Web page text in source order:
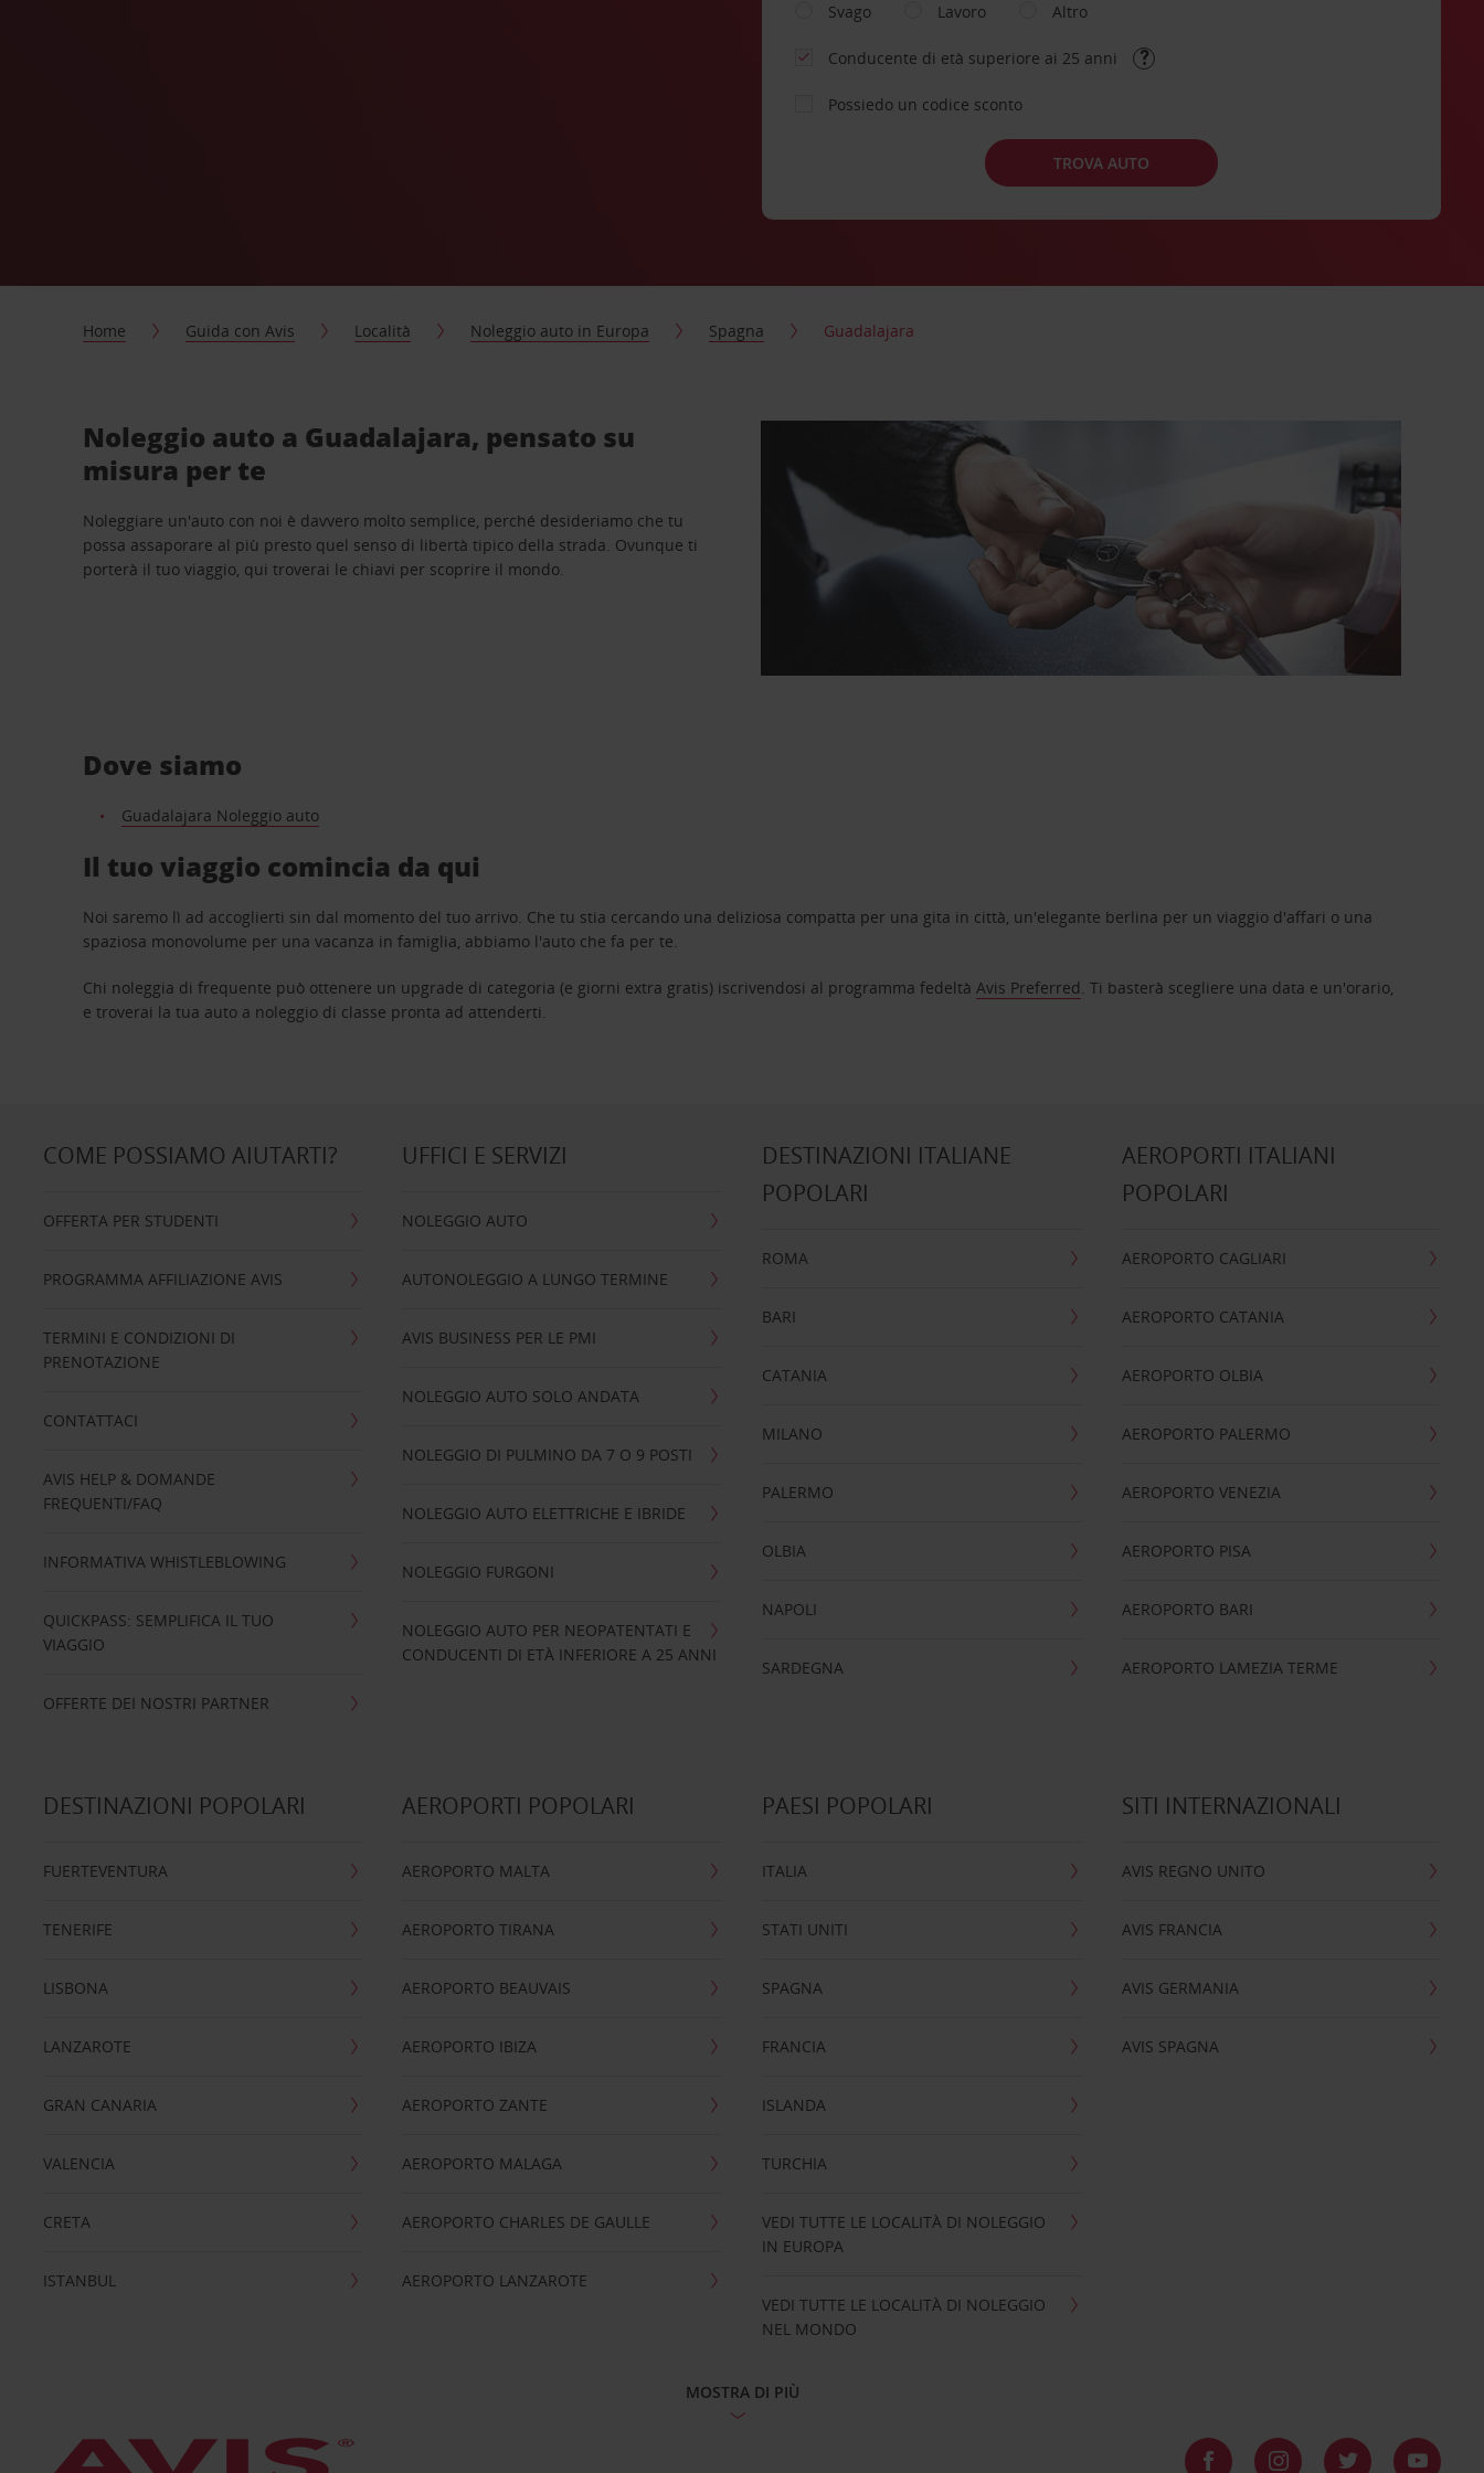
Svago
Lavoro Altro
Conducente di età superiore ai 25 anni
Possiedo un codice sconto
TROVA AUTO
Home Guida con Avis Località Noleggio auto in Europa Spagna Guadalajara
Noleggio auto a Guadalajara, pensato su
misura per te
Noleggiare un'auto con noi è davvero molto semplice, perché desideriamo che tu
possa assaporare al più presto quel senso di libertà tipico della strada. Ovunque ti
porterà il tuo viaggio, qui troverai le chiavi per scoprire il mondo.
Dove siamo
Guadalajara Noleggio auto
Il tuo viaggio comincia da qui
Noi saremo lì ad accoglierti sin dal momento del tuo arrivo. Che tu stia cercando una deliziosa compatta per una gita in città, un'elegante berlina per un viaggio d'affari o una
spaziosa monovolume per una vacanza in famiglia, abbiamo l'auto che fa per te.
Chi noleggia di frequente può ottenere un upgrade di categoria (e giorni extra gratis) iscrivendosi al programma fedeltàAvis Preferred. Ti basterà scegliere una data e un'orario,
e troverai la tua auto a noleggio di classe pronta ad attenderti.
COME POSSIAMO AIUTARTI?
OFFERTA PER STUDENTI
PROGRAMMA AFFILIAZIONE AVIS
TERMINI E CONDIZIONI DI
PRENOTAZIONE
CONTATTACI
AVIS HELP & DOMANDE
FREQUENTI/FAQ
INFORMATIVA WHISTLEBLOWING
QUICKPASS: SEMPLIFICA IL TUO
VIAGGIO
OFFERTE DEI NOSTRI PARTNER
UFFICI E SERVIZI
NOLEGGIO AUTO
AUTONOLEGGIO A LUNGO TERMINE
AVIS BUSINESS PER LE PMI
NOLEGGIO AUTO SOLO ANDATA
NOLEGGIO DI PULMINO DA 7 O 9 POSTI
NOLEGGIO AUTO ELETTRICHE E IBRIDE
NOLEGGIO FURGONI
NOLEGGIO AUTO PER NEOPATENTATI E
CONDUCENTI DI ETÀ INFERIORE A 25 ANNI
DESTINAZIONI ITALIANE
POPOLARI
ROMA
BARI
CATANIA
MILANO
PALERMO
OLBIA
NAPOLI
SARDEGNA
AEROPORTI ITALIANI
POPOLARI
AEROPORTO CAGLIARI
AEROPORTO CATANIA
AEROPORTO OLBIA
AEROPORTO PALERMO
AEROPORTO VENEZIA
AEROPORTO PISA
AEROPORTO BARI
AEROPORTO LAMEZIA TERME
DESTINAZIONI POPOLARI
FUERTEVENTURA
TENERIFE
LISBONA
LANZAROTE
GRAN CANARIA
VALENCIA
CRETA
ISTANBUL
AEROPORTI POPOLARI
AEROPORTO MALTA
AEROPORTO TIRANA
AEROPORTO BEAUVAIS
AEROPORTO IBIZA
AEROPORTO ZANTE
AEROPORTO MALAGA
AEROPORTO CHARLES DE GAULLE
AEROPORTO LANZAROTE
PAESI POPOLARI
ITALIA
STATI UNITI
SPAGNA
FRANCIA
ISLANDA
TURCHIA
VEDI TUTTE LE LOCALITÀ DI NOLEGGIO
IN EUROPA
VEDI TUTTE LE LOCALITÀ DI NOLEGGIO
NEL MONDO
SITI INTERNAZIONALI
AVIS REGNO UNITO
AVIS FRANCIA
AVIS GERMANIA
AVIS SPAGNA
MOSTRA DI PIÙ